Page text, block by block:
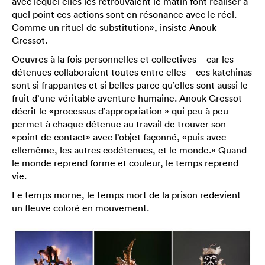
quel point ces actions sont en résonance avec le réel.
Comme un rituel de substitution», insiste Anouk
Gressot.
Oeuvres à la fois personnelles et collectives – car les
détenues collaboraient toutes entre elles – ces katchinas
sont si frappantes et si belles parce qu’elles sont aussi le
fruit d’une véritable aventure humaine. Anouk Gressot
décrit le «processus d’appropriation » qui peu à peu
permet à chaque détenue au travail de trouver son
«point de contact» avec l’objet façonné, «puis avec
ellemême, les autres codétenues, et le monde.» Quand
le monde reprend forme et couleur, le temps reprend
vie.
Le temps morne, le temps mort de la prison redevient
un fleuve coloré en mouvement.